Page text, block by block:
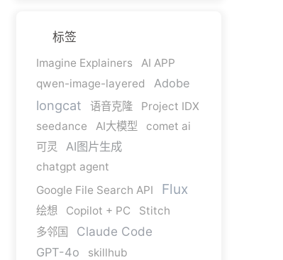
标签
Imagine Explainers
AI APP
qwen-image-layered
Adobe
longcat 语音克隆
Project IDX
seedance
AI大模型
comet ai
可灵
AI图片生成
chatgpt agent
Google File Search API
Flux
绘想 Copilot + PC
Stitch
多邻国
Claude Code
GPT-4o
skillhub